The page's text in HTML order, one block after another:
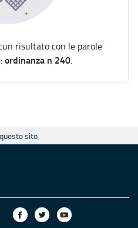
risultato con le parole
ordinanza n 240.
sito